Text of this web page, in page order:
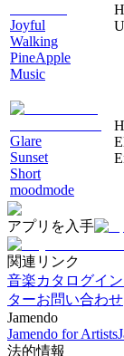
Joyful
Walking
PineApple
Music
Glare
Sunset
Short
moodmode
アプリを入手
関連リンク
音楽カタログイ
ターお問い合わせ
Jamendo
Jamendo for Artists
法的情報